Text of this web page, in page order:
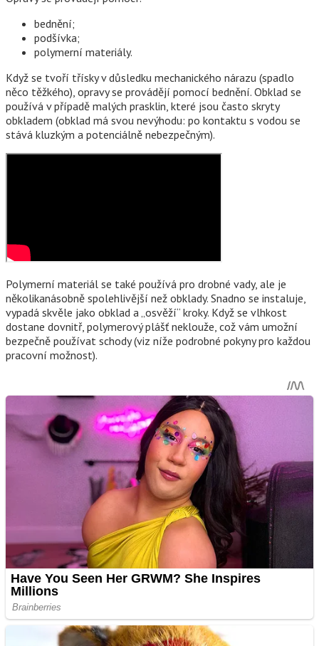
bednění;
podšívka;
polymerní materiály.
Když se tvoří třísky v důsledku mechanického nárazu (spadlo
něco těžkého), opravy se provádějí pomocí bednění. Obklad se
používá v případě malých prasklin, které jsou často skryty
obkladem (obklad má svou nevýhodu: po kontaktu s vodou se
stává kluzkým a potenciálně nebezpečným).
Polymerní materiál se také používá pro drobné vady, ale je
několikanásobně spolehlivější než obklady. Snadno se instaluje,
vypadá skvěle jako obklad a „osvěží“ kroky. Když se vlhkost
dostane dovnitř, polymerový plášť neklouže, což vám umožní
bezpečně používat schody (viz níže podrobné pokyny pro každou
pracovní možnost).